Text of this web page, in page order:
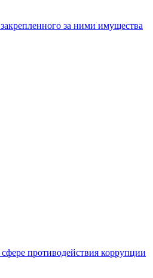
за ними имущества
противодействия коррупции